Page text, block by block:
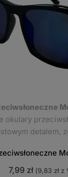
okulary
detalem,
7,99 zł (9,83 zł z